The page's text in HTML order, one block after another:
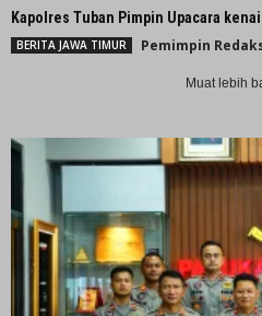
Kapolres Tuban Pimpin Upacara
BERITA JAWA TIMUR Pemimpin
Muat lebih